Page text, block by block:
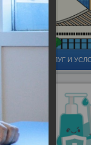
СТОИМОСТЬ УСЛУГ И